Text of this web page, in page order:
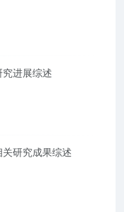
进展综述
研究成果综述